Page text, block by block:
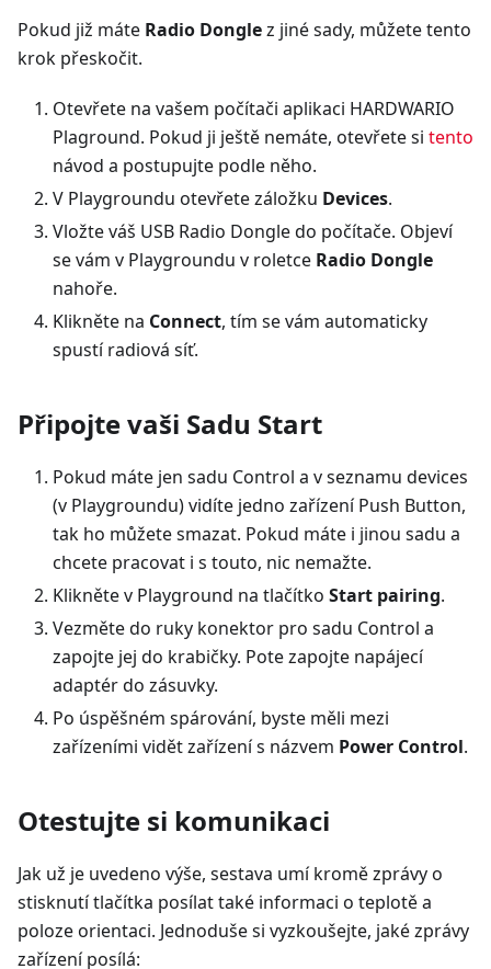
Pokud již máte Radio Donglez jiné sady, můžete tento
krok přeskočit.
Otevřete na vašem počítači aplikaci HARDWARIO
Plaground. Pokud ji ještě nemáte, otevřete si tento
návod a postupujte podle něho.
V Playgroundu otevřete záložku Devices.
Vložte váš USB Radio Dongle do počítače. Objeví
se vám v Playgroundu v roletce Radio Dongle
nahoře.
Klikněte na Connect, tím se vám automaticky
spustí radiová síť.
Připojte vaši Sadu Start
Pokud máte jen sadu Control a v seznamu devices
(v Playgroundu) vidíte jedno zařízení Push Button,
tak ho můžete smazat. Pokud máte i jinou sadu a
chcete pracovat i s touto, nic nemažte.
Klikněte v Playground na tlačítko Start pairing.
Vezměte do ruky konektor pro sadu Control a
zapojte jej do krabičky. Pote zapojte napájecí
adaptér do zásuvky.
Po úspěšném spárování, byste měli mezi
zařízeními vidět zařízení s názvem Power Control.
Otestujte si komunikaci
Jak už je uvedeno výše, sestava umí kromě zprávy o
stisknutí tlačítka posílat také informaci o teplotě a
poloze orientaci. Jednoduše si vyzkoušejte, jaké zprávy
zařízení posílá: